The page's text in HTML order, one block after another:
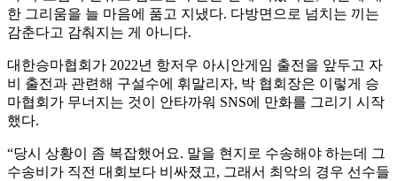
한 그리움을 늘 마음에 품고 지냈다. 다방면으로 넘치는 끼는
감춘다고 감춰지는 게 아니다.
대한승마협회가 2022년 항저우 아시안게임 출전을 앞두고 자
비 출전과 관련해 구설수에 휘말리자, 박 협회장은 이렇게 승
마협회가 무너지는 것이 안타까워 SNS에 만화를 그리기 시작
했다.
“당시 상황이 좀 복잡했어요. 말을 현지로 수송해야 하는데 그
수송비가 직전 대회보다 비싸졌고, 그래서 최악의 경우 선수들